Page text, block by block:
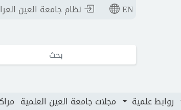
مجلات جامعة العين العلمية مراكز
EN نظام جامعة العين
روابط علمية مجلات جامعة العين العلمية